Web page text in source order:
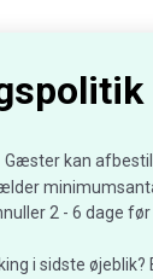
Gæster kan
2 - 6 dage
i sidste